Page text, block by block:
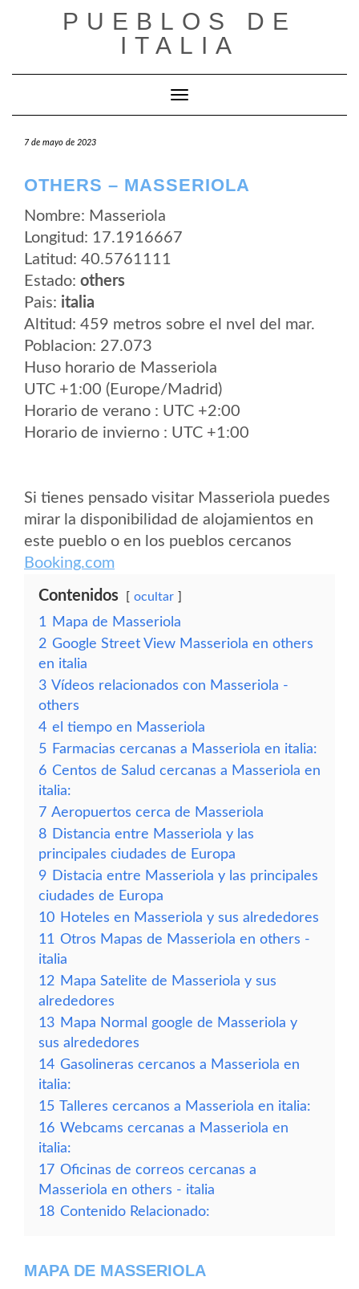
PUEBLOS DE
ITALIA
Cambiar modo de navegación
7 de mayo de 2023
OTHERS – MASSERIOLA
Nombre: Masseriola
Longitud: 17.1916667
Latitud: 40.5761111
Estado: others
Pais: italia
Altitud: 459 metros sobre el nvel del mar.
Poblacion: 27.073
Huso horario de Masseriola
UTC +1:00 (Europe/Madrid)
Horario de verano : UTC +2:00
Horario de invierno : UTC +1:00
Si tienes pensado visitar Masseriola puedes
mirar la disponibilidad de alojamientos en
este pueblo o en los pueblos cercanos
Booking.com
Contenidos ocultar
1
Mapa de Masseriola
2 Google Street View Masseriola en others
en italia
3 Vídeos relacionados con Masseriola -
others
4 el tiempo en Masseriola
5 Farmacias cercanas a Masseriola en italia:
6 Centos de Salud cercanas a Masseriola en
italia:
7 Aeropuertos cerca de Masseriola
8 Distancia entre Masseriola y las
principales ciudades de Europa
9 Distacia entre Masseriola y las principales
ciudades de Europa
10 Hoteles en Masseriola y sus alrededores
11 Otros Mapas de Masseriola en others -
italia
12 Mapa Satelite de Masseriola y sus
alrededores
13 Mapa Normal google de Masseriola y
sus alrededores
14 Gasolineras cercanos a Masseriola en
italia:
15 Talleres cercanos a Masseriola en italia:
16 Webcams cercanas a Masseriola en
italia:
17 Oficinas de correos cercanas a
Masseriola en others - italia
18 Contenido Relacionado:
MAPA DE MASSERIOLA